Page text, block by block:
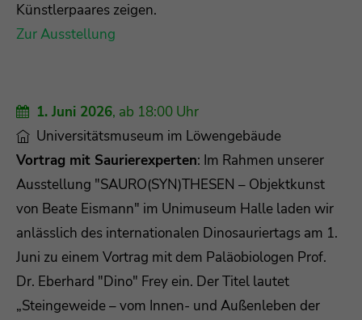
Künstlerpaares zeigen.
Zur Ausstellung
1. Juni 2026, ab 18:00 Uhr
Universitätsmuseum im Löwengebäude
Vortrag mit Saurierexperten: Im Rahmen unserer
Ausstellung "SAURO(SYN)THESEN – Objektkunst
von Beate Eismann" im Unimuseum Halle laden wir
anlässlich des internationalen Dinosauriertags am 1.
Juni zu einem Vortrag mit dem Paläobiologen Prof.
Dr. Eberhard "Dino" Frey ein. Der Titel lautet
„Steingeweide – vom Innen- und Außenleben der